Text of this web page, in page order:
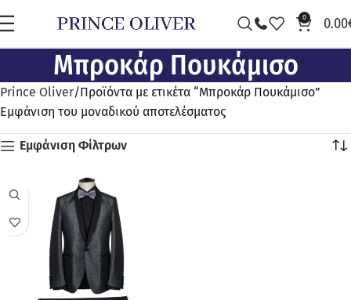
0 0.00
Μπροκάρ Πουκάμισο
Prince Oliver Προϊόντα με ετικέτα “Μπροκάρ Πουκάμισο”
Εμφάνιση του μοναδικού αποτελέσματος
Εμφάνιση Φίλτρων